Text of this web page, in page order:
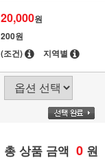
20,000원
200원
(조건) 지역별
총 상품 금액 0 원